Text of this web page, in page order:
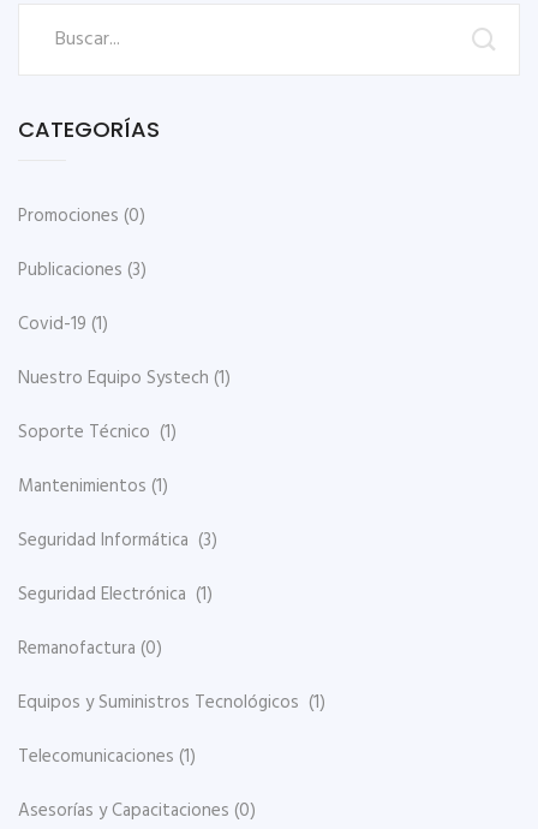
CATEGORÍAS
Promociones (0)
Publicaciones (3)
Covid-19 (1)
Nuestro Equipo Systech (1)
Soporte Técnico (1)
Mantenimientos (1)
Seguridad Informática (3)
Seguridad Electrónica (1)
Remanofactura (0)
Equipos y Suministros Tecnológicos (1)
Telecomunicaciones (1)
Asesorías y Capacitaciones (0)